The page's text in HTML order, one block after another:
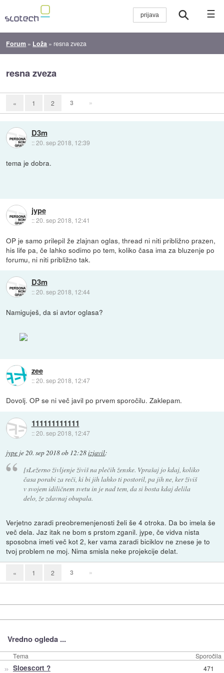
☰
Forum » Loža » resna zveza
resna zveza
« 1 2 3 »
D3m
::20. sep 2018, 12:39
tema je dobra.
jype
::20. sep 2018, 12:41
OP je samo prilepil že zlajnan oglas, thread ni niti približno prazen,
his life pa, če lahko sodimo po tem, koliko časa ima za bluzenje po
forumu, ni niti približno tak.
D3m
::20. sep 2018, 12:44
Namiguješ, da si avtor oglasa?
zee
::20. sep 2018, 12:47
Dovolj. OP se ni več javil po prvem sporočilu. Zaklepam.
111111111111
::20. sep 2018, 12:47
jype je20. sep 2018 ob 12:28izjavil:
[sLežerno življenje živiš na plečih ženske. Vprašaj jo kdaj, koliko
časa porabi za reči, ki bi jih lahko ti postoril, pa jih ne, ker živiš
v svojem idiličnem svetu in je nad tem, da si bosta kdaj delila
delo, že zdavnaj obupala.
Verjetno zaradi preobremenjenosti želi še 4 otroka. Da bo imela še
več dela. Jaz itak ne bom s prstom zganil. jype, če vidva nista
sposobna imeti več kot 2, ker vama zaradi biciklov ne znese je to
tvoj problem ne moj. Nima smisla neke projekcije delat.
« 1 2 3 »
Vredno ogleda ...
Tema Sporočila
» Sloescort ? 471